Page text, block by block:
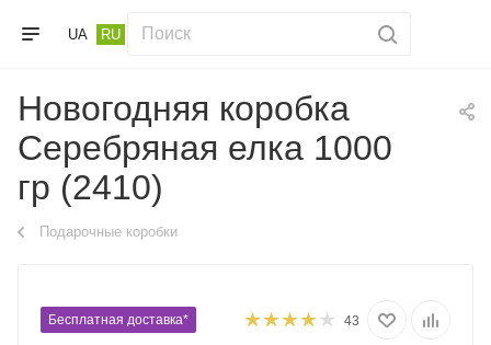
UA RU
Новогодняя коробка
Серебряная елка 1000
гр (2410)
Подарочные коробки
Бесплатная доставка* 43